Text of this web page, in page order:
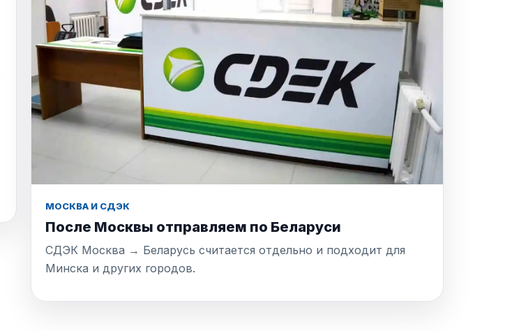
МОСКВА И СДЭК
После Москвы отправляем по Беларуси
СДЭК Москва → Беларусь считается отдельно и подходит для
Минска и других городов.